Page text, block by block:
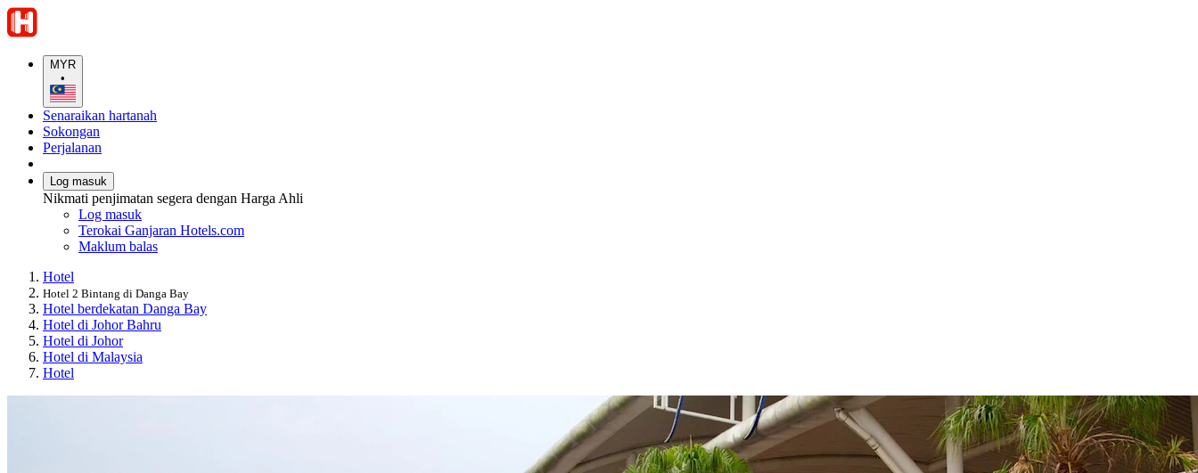
MYR
•
Senaraikan hartanah
Sokongan
Perjalanan
Log masuk
Nikmati penjimatan segera dengan Harga Ahli
Log masuk
Terokai Ganjaran Hotels.com
Maklum balas
Hotel
Hotel 2 Bintang di Danga Bay
Hotel berdekatan Danga Bay
Hotel di Johor Bahru
Hotel di Johor
Hotel di Malaysia
Hotel